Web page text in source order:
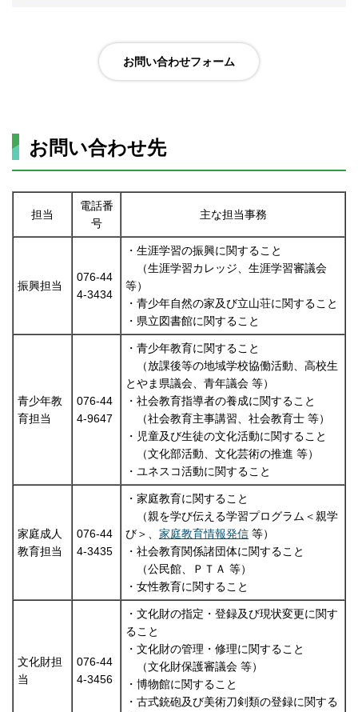
お問い合わせ先
担当
電話番
号
主な担当事務
振興担当
076-44
4-3434
・生涯学習の振興に関すること
（生涯学習カレッジ、生涯学習審議会
等）
・青少年自然の家及び立山荘に関すること
・県立図書館に関すること
青少年教
育担当
076-44
4-9647
・青少年教育に関すること
（放課後等の地域学校協働活動、高校生
とやま県議会、青年議会 等）
・社会教育指導者の養成に関すること
（社会教育主事講習、社会教育士 等）
・児童及び生徒の文化活動に関すること
（文化部活動、文化芸術の推進 等）
・ユネスコ活動に関すること
家庭成人
教育担当
076-44
4-3435
・家庭教育に関すること
（親を学び伝える学習プログラム＜親学
び＞、 家庭教育情報発信 等）
・社会教育関係諸団体に関すること
（公民館、ＰＴＡ 等）
・女性教育に関すること
文化財担
当
076-44
4-3456
・文化財の指定・登録及び現状変更に関す
ること
・文化財の管理・修理に関すること
（文化財保護審議会 等）
・博物館に関すること
・古式銃砲及び美術刀剣類の登録に関する